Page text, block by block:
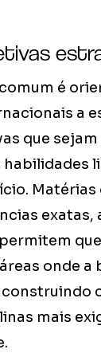
é
a
que sejam
Matérias
exatas,
onde a
mais